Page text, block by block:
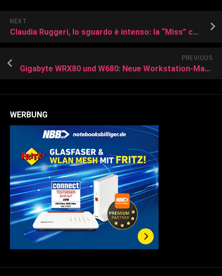
NEXT
Claudia Ruggeri, lo sguardo è intenso: la “Miss” colpisce ancora
PREVIOUS
Gigabyte WRX80 und W680: Neue Workstation-Mainboards
WERBUNG